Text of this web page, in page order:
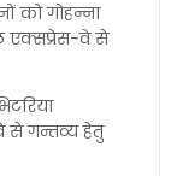
को गोहन्ना
एक्सप्रेस-वे से
से गन्तव्य हेतु